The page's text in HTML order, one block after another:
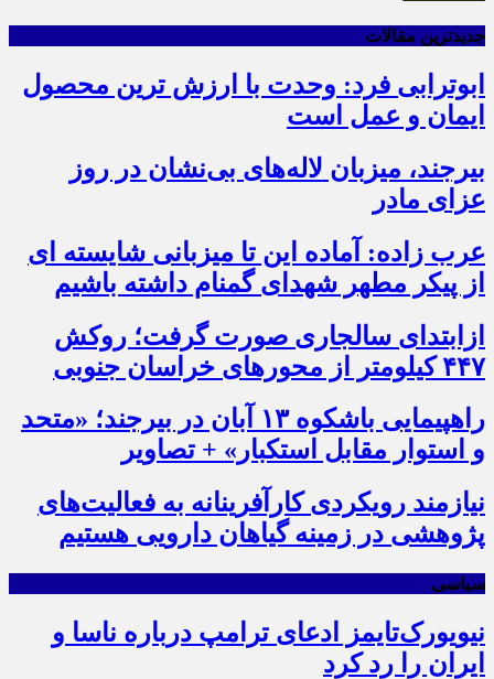
جدیدترین مقالات
ابوترابی فرد: وحدت با ارزش ترین محصول
ایمان و عمل است
بیرجند، میزبان لاله‌های بی‌نشان در روز
عزای مادر
عرب زاده: آماده این تا میزبانی شایسته ای
از پیکر مطهر شهدای گمنام داشته باشیم
ازابتدای سالجاری صورت گرفت؛ روکش
۴۴۷ کیلومتر از محورهای خراسان جنوبی
راهپیمایی باشکوه ۱۳ آبان در بیرجند؛ «متحد
و استوار مقابل استکبار» + تصاویر
نیازمند رویکردی کارآفرینانه به فعالیت‌های
پژوهشی در زمینه گیاهان دارویی هستیم
سیاسی
نیویورک‌تایمز ادعای ترامپ درباره ناسا و
ایران را رد کرد